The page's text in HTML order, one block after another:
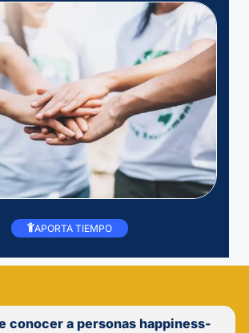
APORTA TIEMPO
conocer a personas happiness-